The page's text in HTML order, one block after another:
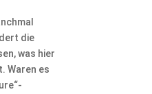
die
was hier
Waren es